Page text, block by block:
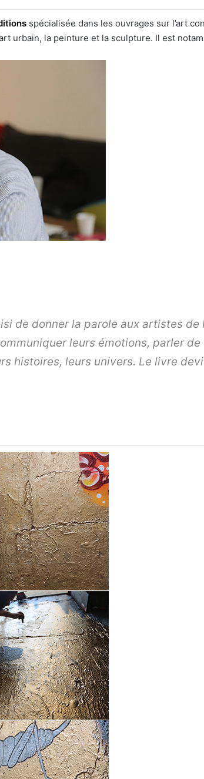
spécialisée dans les ouvrages sur l’art con
urbain, la peinture et la sculpture. Il est
de donner la parole aux artistes
leurs émotions, parler
histoires, leurs univers. Le livre